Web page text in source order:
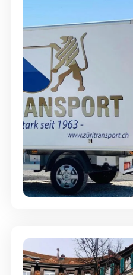
Möbellagerung -
aufbewahrt